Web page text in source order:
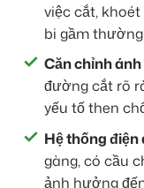
việc cắt,
bi gầm
Căn chỉnh
đường cắt rõ
yếu tố then
Hệ thống điện
gàng, có cầu
ảnh hưởng